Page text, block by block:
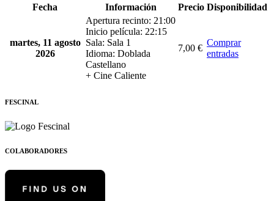
Fecha
Información Precio Disponibilidad
martes, 11 agosto
2026
Apertura recinto: 21:00
Inicio película: 22:15
Sala: Sala 1
Idioma: Doblada
Castellano
+ Cine Caliente
7,00 €
Comprar
entradas
FESCINAL
COLABORADORES